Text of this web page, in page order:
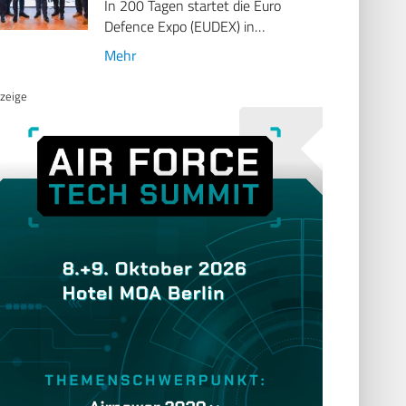
In 200 Tagen startet die Euro
Defence Expo (EUDEX) in…
Mehr